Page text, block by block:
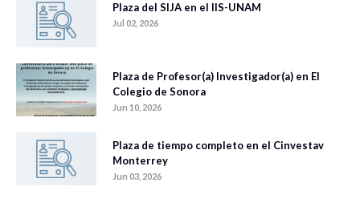
Plaza del SIJA en el IIS-UNAM
Jul 02, 2026
Plaza de Profesor(a) Investigador(a) en El
Colegio de Sonora
Jun 10, 2026
Plaza de tiempo completo en el Cinvestav
Monterrey
Jun 03, 2026